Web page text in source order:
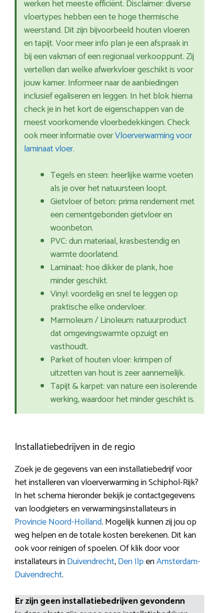
werken het meeste efficiënt. Disclaimer: diverse
vloertypes hebben een te hoge thermische
weerstand. Dit zijn bijvoorbeeld houten vloeren
en tapijt. Voor meer info plan je een afspraak in
bij een vakman of een regionaal verkooppunt. Zij
vertellen dan welke afwerkvloer geschikt is voor
jouw kamer. Informeer naar de aanbiedingen
inclusief egaliseren en leggen. In het blok hierna
check je in het kort de eigenschappen van de
meest voorkomende vloerbedekkingen. Check
ook meer informatie overVloerverwarming voor
laminaat vloer.
Tegels en steen: heerlijke warme voeten
als je over het natuursteen loopt.
Gietvloer of beton: prima rendement met
een cementgebonden gietvloer en
woonbeton.
PVC: dun materiaal, krasbestendig en
warmte doorlatend.
Laminaat: hoe dikker de plank, hoe
minder geschikt.
Vinyl: voordelig en snel te leggen op
praktische elke ondervloer.
Marmoleum / Linoleum: natuurproduct
dat omgevingswarmte opzuigt en
vasthoudt.
Parket of houten vloer: krimpen of
uitzetten van hout is zeer aannemelijk.
Tapijt & karpet: van nature een isolerende
werking, waardoor het minder geschikt is.
Installatiebedrijven in de regio
Zoek je de gegevens van een installatiebedrijf voor
het installeren van vloerverwarming in Schiphol-Rijk?
In het schema hieronder bekijk je contactgegevens
van loodgieters en verwarmingsinstallateurs in
Provincie Noord-Holland. Mogelijk kunnen zij jou op
weg helpen en de totale kosten berekenen. Dit kan
ook voor reinigen of spoelen. Of klik door voor
installateurs inDuivendrecht,Den IlpenAmsterdam-
Duivendrecht.
Er zijn geen installatiebedrijven gevondenn